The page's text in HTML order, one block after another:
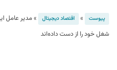
پیوست » اقتصاد دیجیتال »
شغل خود را از دست داده‌اند